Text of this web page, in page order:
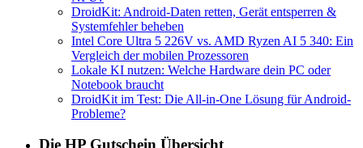
DroidKit: Android-Daten retten, Gerät entsperren &
Systemfehler beheben
Intel Core Ultra 5 226V vs. AMD Ryzen AI 5 340: Ein
Vergleich der mobilen Prozessoren
Lokale KI nutzen: Welche Hardware dein PC oder
Notebook braucht
DroidKit im Test: Die All-in-One Lösung für Android-
Probleme?